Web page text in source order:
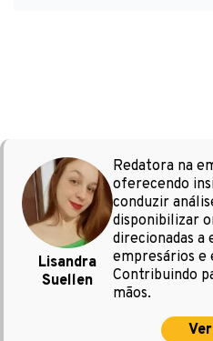
Lisandra
Suellen
Redatora na
oferecendo
conduzir
disponibilizar
direcionadas a
empresários e
Contribuindo
mãos.